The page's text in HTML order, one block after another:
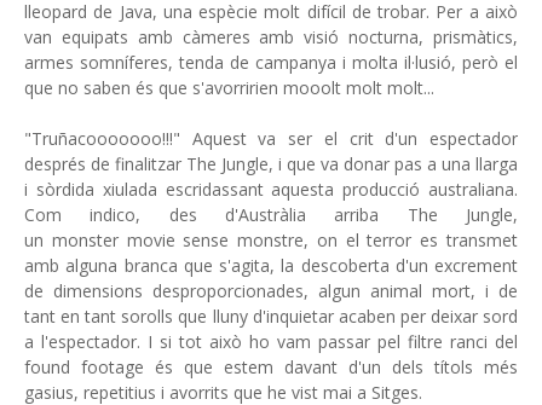
lleopard de Java, una espècie molt difícil de trobar. Per a això
van equipats amb càmeres amb visió nocturna, prismàtics,
armes somníferes, tenda de campanya i molta il·lusió, però el
que no saben és que s'avorririen mooolt molt molt...
"Truñacooooooo!!!" Aquest va ser el crit d'un espectador
després de finalitzar The Jungle, i que va donar pas a una llarga
i sòrdida xiulada escridassant aquesta producció australiana.
Com indico, des d'Austràlia arriba The Jungle,
un monster movie sense monstre, on el terror es transmet
amb alguna branca que s'agita, la descoberta d'un excrement
de dimensions desproporcionades, algun animal mort, i de
tant en tant sorolls que lluny d'inquietar acaben per deixar sord
a l'espectador. I si tot això ho vam passar pel filtre ranci del
found footage és que estem davant d'un dels títols més
gasius, repetitius i avorrits que he vist mai a Sitges.